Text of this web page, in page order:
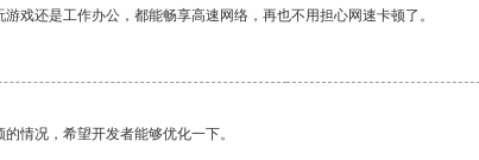
戏还是工作办公，都能畅享高速网络，再也不用担心网速卡顿了。
情况，希望开发者能够优化一下。